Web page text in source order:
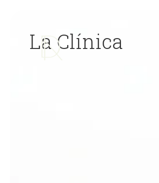
La Clínica